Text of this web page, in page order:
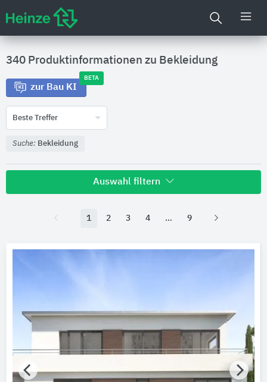
340 Produktinformationen zu Bekleidung
zur Bau KI
BETA
Beste Treffer
Suche: Bekleidung
Auswahl filtern
Bauen im Bestand
Bitte auswählen
1 2 3 4 9